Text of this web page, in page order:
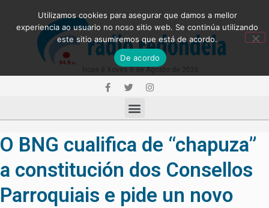
O BNG cualifica de “chapuza”
a constitución dos Consellos
Parroquiais e pide un novo
Utilizamos cookies para asegurar que damos a mellor
experiencia ao usuario no noso sitio web. Se continúa utilizando
este sitio asumiremos que está de acordo.
De acordo